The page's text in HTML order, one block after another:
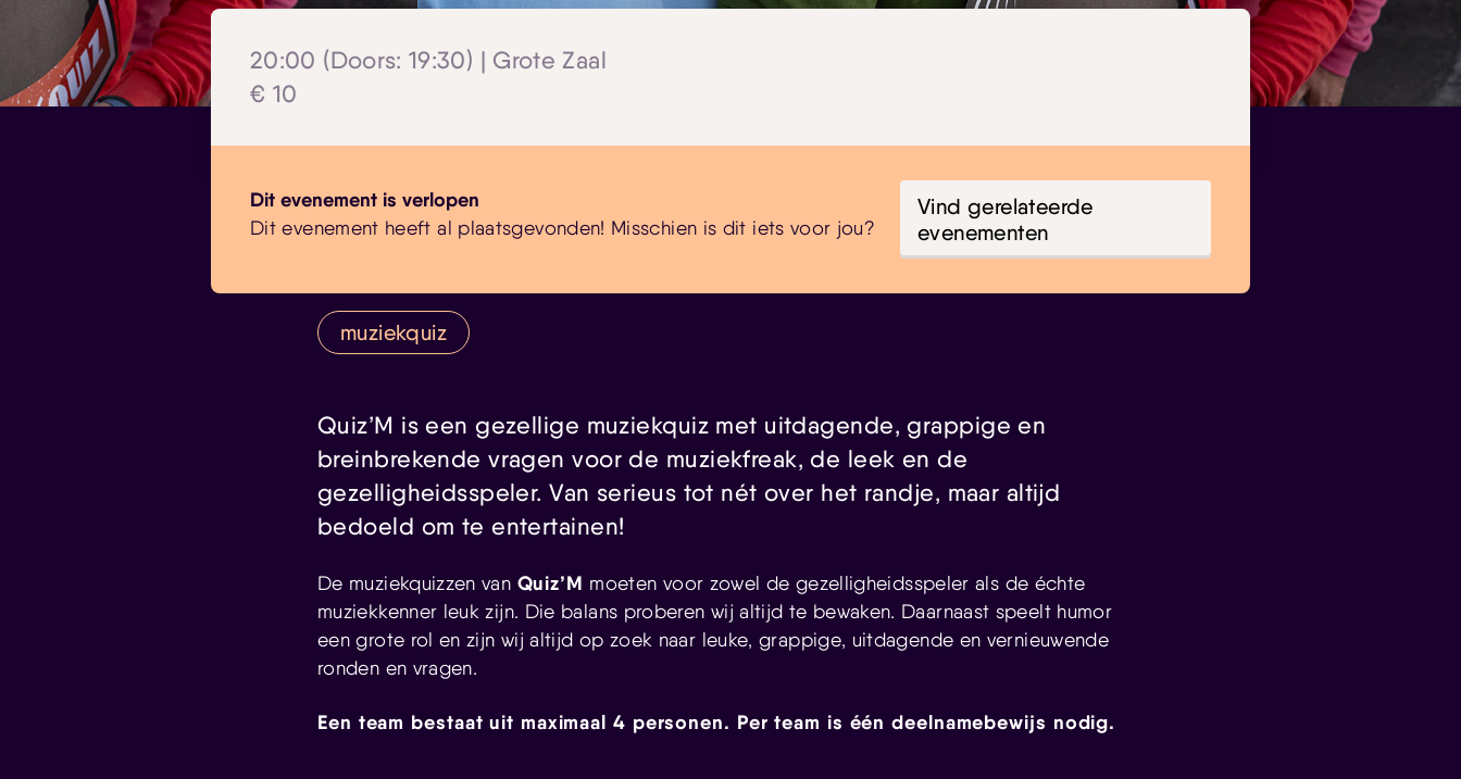
20:00 (Doors: 19:30) | Grote Zaal
€ 10
Dit evenement is verlopen
Dit evenement heeft al plaatsgevonden! Misschien is dit iets voor jou?
Vind gerelateerde
evenementen
muziekquiz
Quiz’M is een gezellige muziekquiz met uitdagende, grappige en
breinbrekende vragen voor de muziekfreak, de leek en de
gezelligheidsspeler. Van serieus tot nét over het randje, maar altijd
bedoeld om te entertainen!
De muziekquizzen van Quiz’M moeten voor zowel de gezelligheidsspeler als de échte
muziekkenner leuk zijn. Die balans proberen wij altijd te bewaken. Daarnaast speelt humor
een grote rol en zijn wij altijd op zoek naar leuke, grappige, uitdagende en vernieuwende
ronden en vragen.
Een team bestaat uit maximaal 4 personen. Per team is één deelnamebewijs nodig.